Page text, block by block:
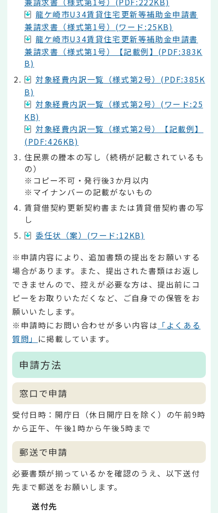
龍ケ崎市U34賃貸住宅更新等補助金申請書
兼請求書（様式第1号）(ワード:25KB)
龍ケ崎市U34賃貸住宅更新等補助金申請書
兼請求書（様式第1号）【記載例】(PDF:383K
B)
対象経費内訳一覧（様式第2号）(PDF:385K
B)
対象経費内訳一覧（様式第2号）(ワード:25
KB)
対象経費内訳一覧（様式第2号）【記載例】
(PDF:426KB)
住民票の謄本の写し（続柄が記載されているも
の）
※コピー不可・発行後3か月以内
※マイナンバーの記載がないもの
賃貸借契約更新契約書または賃貸借契約書の写
し
委任状（案）(ワード:12KB)
※申請内容により、追加書類の提出をお願いする
場合があります。また、提出された書類はお返し
できませんので、控えが必要な方は、提出前にコ
ピーをお取りいただくなど、ご自身での保管をお
願いいたします。
※申請時にお問い合わせが多い内容は 「よくある
質問」 に掲載しています。
申請方法
窓口で申請
受付日時：開庁日（休日開庁日を除く）の午前9時
から正午、午後1時から午後5時まで
郵送で申請
必要書類が揃っているかを確認のうえ、以下送付
先まで郵送をお願いします。
送付先